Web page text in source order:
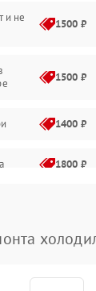
и не
1500 ₽
1500 ₽
1400 ₽
1800 ₽
Frost 2600 ₽